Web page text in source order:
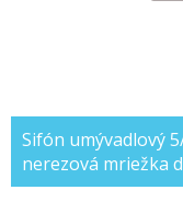
Sifón umývadlový
nerezová mriežka